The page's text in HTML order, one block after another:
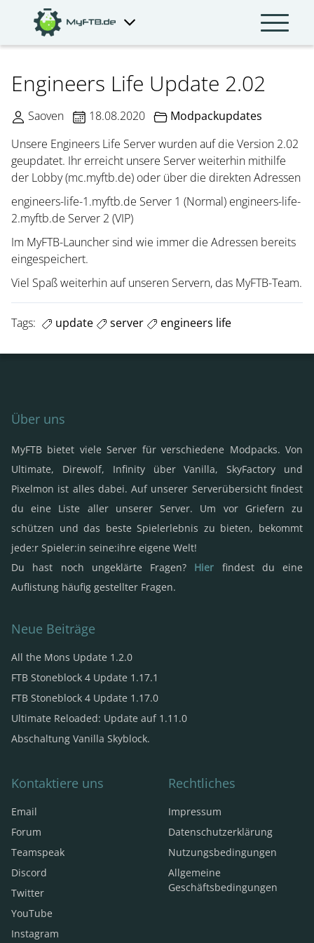
Engineers Life Update 2.02
Saoven 18.08.2020
Modpackupdates
Unsere Engineers Life Server wurden auf die Version 2.02
geupdatet. Ihr erreicht unsere Server weiterhin mithilfe
der Lobby (mc.myftb.de) oder über die direkten Adressen
engineers-life-1.myftb.de Server 1 (Normal) engineers-life-
2.myftb.de Server 2 (VIP)
Im MyFTB-Launcher sind wie immer die Adressen bereits
eingespeichert.
Viel Spaß weiterhin auf unseren Servern, das MyFTB-Team.
Tags: update server engineers life
Über uns
MyFTB bietet viele Server für verschiedene Modpacks. Von
Ultimate, Direwolf, Infinity über Vanilla, SkyFactory und
Pixelmon ist alles dabei. Auf unserer Serverübersicht findest
du eine Liste aller unserer Server. Um vor Griefern zu
schützen und das beste Spielerlebnis zu bieten, bekommt
jede:r Spieler:in seine:ihre eigene Welt!
Du hast noch ungeklärte Fragen? Hier findest du eine
Auflistung häufig gestellter Fragen.
Neue Beiträge
All the Mons Update 1.2.0
FTB Stoneblock 4 Update 1.17.1
FTB Stoneblock 4 Update 1.17.0
Ultimate Reloaded: Update auf 1.11.0
Abschaltung Vanilla Skyblock.
Kontaktiere uns
Email
Forum
Teamspeak
Discord
Twitter
YouTube
Instagram
Rechtliches
Impressum
Datenschutzerklärung
Nutzungsbedingungen
Allgemeine
Geschäftsbedingungen